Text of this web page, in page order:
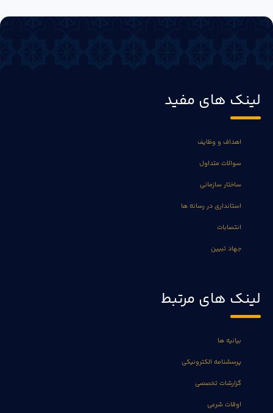
لینک های مفید
اهداف و وظایف
سوالات متداول
ساختار سازمانی
استانداری در رسانه ها
انتصابات
جهاد تبیین
لینک های مرتبط
بیانیه ها
پرسشنامه الکترونیکی
گزارشات تخصصی
اوقات شرعی